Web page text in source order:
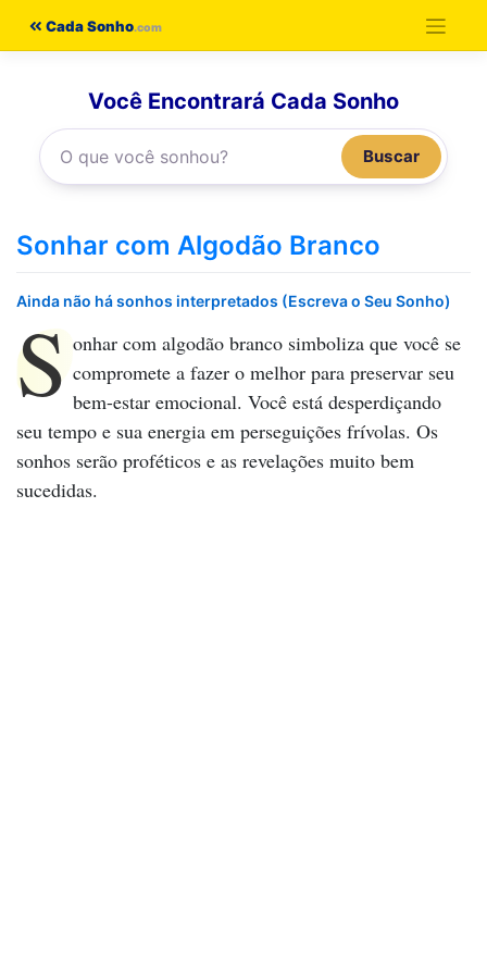
Cada Sonho
Você Encontrará Cada Sonho
Buscar
Sonhar com Algodão Branco
Ainda não há sonhos interpretados (Escreva o Seu Sonho)
S onhar com algodão branco simboliza que você se
compromete a fazer o melhor para preservar seu
bem-estar emocional. Você está desperdiçando
seu tempo e sua energia em perseguições frívolas. Os
sonhos serão proféticos e as revelações muito bem
sucedidas.